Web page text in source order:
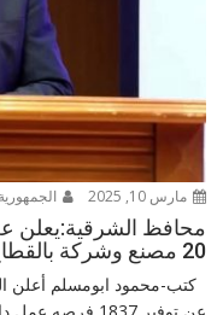
مارس 10, 2025 الجمهورية
20 مصنع وشركة بالقطاع الخاص
كتب-محمود ابومسلم أعلن